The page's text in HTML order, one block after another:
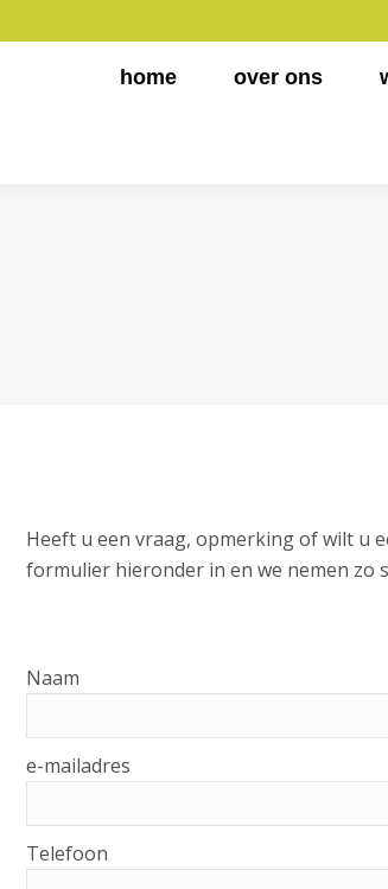
home over ons
Heeft u een vraag, opmerking of wilt u
formulier hieronder in en we nemen zo
Naam
e-mailadres
Telefoon